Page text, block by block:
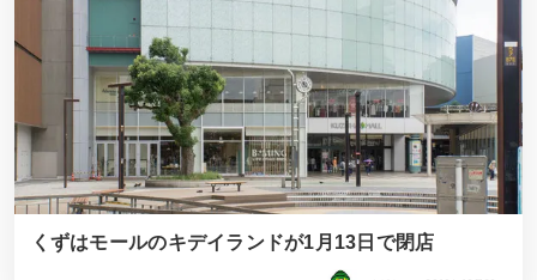
くずはモールのキデイランドが1月13日で閉店